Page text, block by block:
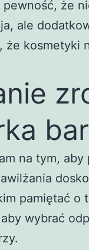
że
ale
że kosmetyki
na tym, aby
pamiętać o
wybrać